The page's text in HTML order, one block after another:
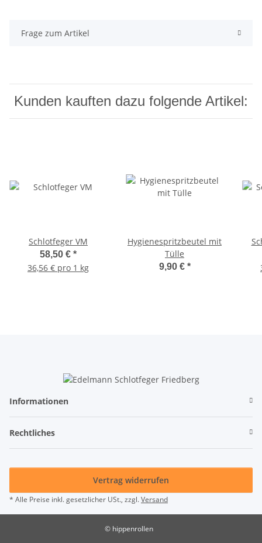
Frage zum Artikel
Kunden kauften dazu folgende Artikel:
Schlotfeger VM
58,50 € *
36,56 € pro 1 kg
Hygienespritzbeutel mit
Tülle
9,90 € *
Informationen
Rechtliches
Vertrag widerrufen
* Alle Preise inkl. gesetzlicher USt., zzgl.Versand
© hippenrollen